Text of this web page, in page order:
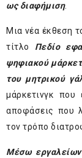
ως διαφήμιση.
Μια νέα έκθεση
τίτλο Πεδίο
ψηφιακού
του μητρικού
μάρκετινγκ που
αποφάσεις που
τον τρόπο
Μέσω εργαλείων